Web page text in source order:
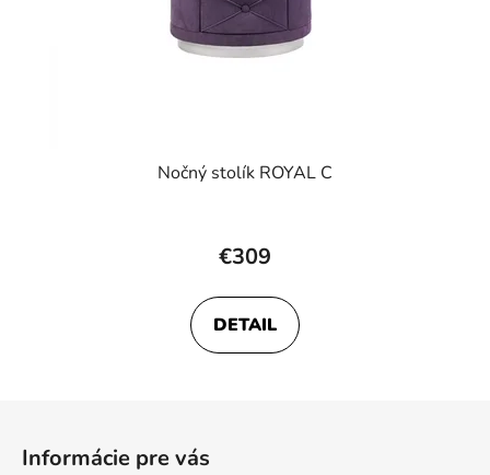
Nočný stolík ROYAL C
€309
DETAIL
Informácie pre vás